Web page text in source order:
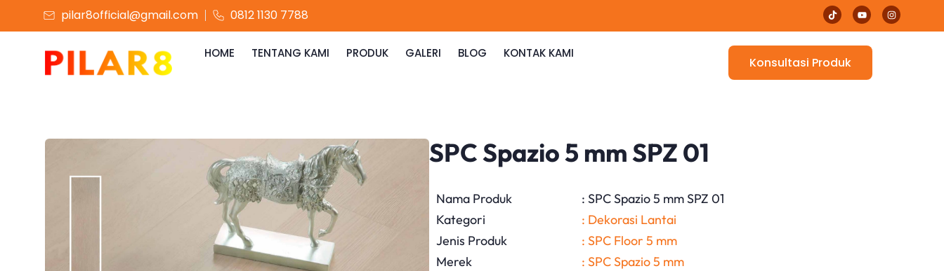
pilar8official@gmail.com 0812 1130 7788
HOME TENTANG KAMI PRODUK GALERI BLOG KONTAK KAMI
Konsultasi Produk
SPC Spazio 5 mm SPZ 01
Nama Produk
: SPC Spazio 5 mm SPZ 01
Kategori
: Dekorasi Lantai
Jenis Produk
: SPC Floor 5 mm
Merek
: SPC Spazio 5 mm